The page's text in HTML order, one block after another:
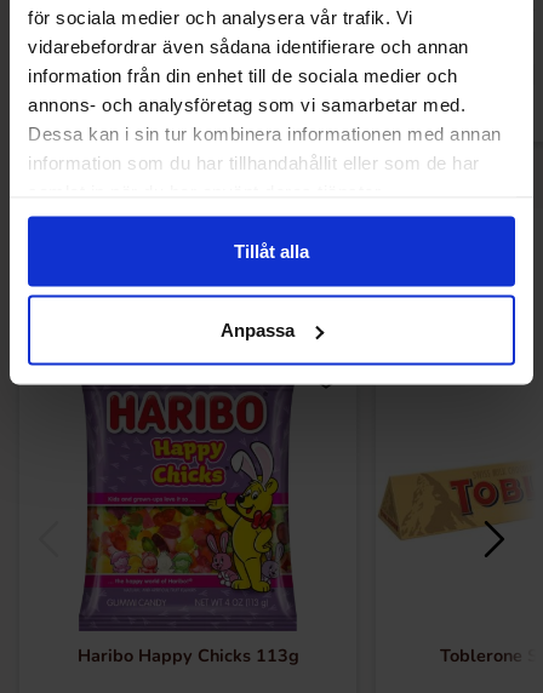
för sociala medier och analysera vår trafik. Vi
vidarebefordrar även sådana identifierare och annan
information från din enhet till de sociala medier och
annons- och analysföretag som vi samarbetar med.
Dessa kan i sin tur kombinera informationen med annan
information som du har tillhandahållit eller som de har
Tillåt alla
Anpassa
Køb
Andre kunne lide
-40%
Haribo Happy Chicks 113g Toblerone